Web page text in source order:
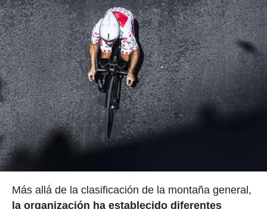
Más allá de la clasificación de la montaña general,
la organización ha establecido diferentes